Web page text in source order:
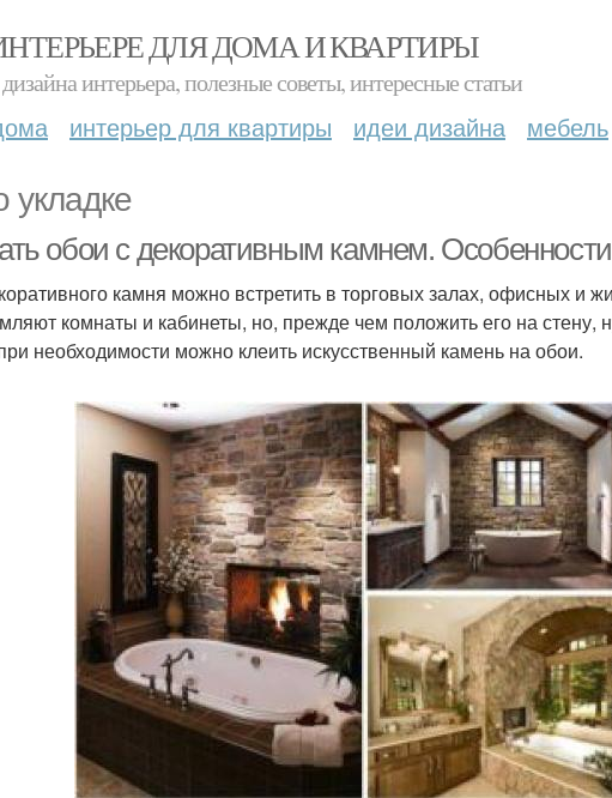
ДЛЯ ДОМА И КВАРТИРЫ
интерьера, полезные советы, интересные статьи
интерьер для квартиры идеи дизайна мебель
укладке
обои с декоративным камнем.
камня можно встретить в торговых залах, офисных
комнаты и кабинеты, но, прежде чем положить его на стену,
необходимости можно клеить искусственный камень на обои.